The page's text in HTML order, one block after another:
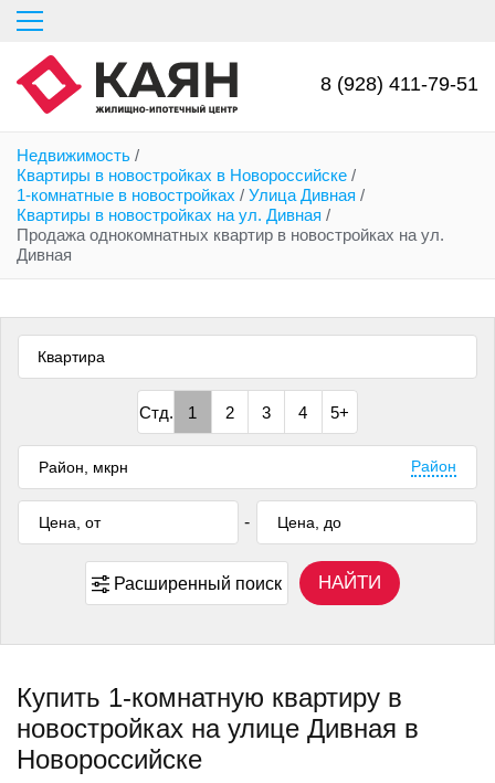
Перейти
основному
содержанию
8 (928) 411-79-51
Недвижимость /
Квартиры в новостройках в Новороссийске /
1-комнатные в новостройках / Улица Дивная /
Квартиры в новостройках на ул. Дивная /
Продажа однокомнатных квартир в новостройках на ул.
Дивная
Квартира
Стд. 1 2 3 4 5+
Район
-
Расширенный поиск НАЙТИ
Купить 1-комнатную квартиру в
новостройках на улице Дивная в
Новороссийске